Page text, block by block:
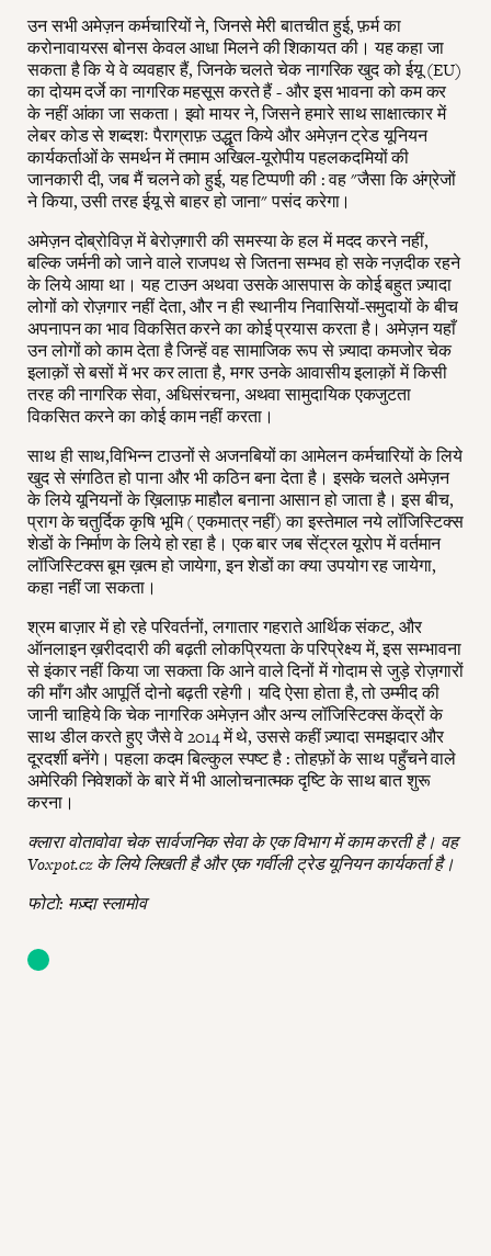
उन सभी अमेज़न कर्मचारियों ने, जिनसे मेरी बातचीत हुई, फ़र्म का
करोनावायरस बोनस केवल आधा मिलने की शिकायत की। यह कहा जा
सकता है कि ये वे व्यवहार हैं, जिनके चलते चेक नागरिक खुद को ईयू (EU)
का दोयम दर्जे का नागरिक महसूस करते हैं - और इस भावना को कम कर
के नहीं आंका जा सकता। इवो मायर ने, जिसने हमारे साथ साक्षात्कार में
लेबर कोड से शब्दशः पैराग्राफ़ उद्धृत किये और अमेज़न ट्रेड यूनियन
कार्यकर्ताओं के समर्थन में तमाम अखिल-यूरोपीय पहलकदमियों की
जानकारी दी, जब मैं चलने को हुई, यह टिप्पणी की : वह "जैसा कि अंग्रेजों
ने किया, उसी तरह ईयू से बाहर हो जाना" पसंद करेगा।
अमेज़न दोब्रोविज़ में बेरोज़गारी की समस्या के हल में मदद करने नहीं,
बल्कि जर्मनी को जाने वाले राजपथ से जितना सम्भव हो सके नज़दीक रहने
के लिये आया था। यह टाउन अथवा उसके आसपास के कोई बहुत ज़्यादा
लोगों को रोज़गार नहीं देता, और न ही स्थानीय निवासियों-समुदायों के बीच
अपनापन का भाव विकसित करने का कोई प्रयास करता है। अमेज़न यहाँ
उन लोगों को काम देता है जिन्हें वह सामाजिक रूप से ज़्यादा कमजोर चेक
इलाक़ों से बसों में भर कर लाता है, मगर उनके आवासीय इलाक़ों में किसी
तरह की नागरिक सेवा, अधिसंरचना, अथवा सामुदायिक एकजुटता
विकसित करने का कोई काम नहीं करता।
साथ ही साथ,विभिन्न टाउनों से अजनबियों का आमेलन कर्मचारियों के लिये
खुद से संगठित हो पाना और भी कठिन बना देता है। इसके चलते अमेज़न
के लिये यूनियनों के ख़िलाफ़ माहौल बनाना आसान हो जाता है। इस बीच,
प्राग के चतुर्दिक कृषि भूमि ( एकमात्र नहीं) का इस्तेमाल नये लॉजिस्टिक्स
शेडों के निर्माण के लिये हो रहा है। एक बार जब सेंट्रल यूरोप में वर्तमान
लॉजिस्टिक्स बूम ख़त्म हो जायेगा, इन शेडों का क्या उपयोग रह जायेगा,
कहा नहीं जा सकता।
श्रम बाज़ार में हो रहे परिवर्तनों, लगातार गहराते आर्थिक संकट, और
ऑनलाइन ख़रीददारी की बढ़ती लोकप्रियता के परिप्रेक्ष्य में, इस सम्भावना
से इंकार नहीं किया जा सकता कि आने वाले दिनों में गोदाम से जुड़े रोज़गारों
की माँग और आपूर्ति दोनो बढ़ती रहेगी। यदि ऐसा होता है, तो उम्मीद की
जानी चाहिये कि चेक नागरिक अमेज़न और अन्य लॉजिस्टिक्स केंद्रों के
साथ डील करते हुए जैसे वे 2014 में थे, उससे कहीं ज़्यादा समझदार और
दूरदर्शी बनेंगे। पहला कदम बिल्कुल स्पष्ट है : तोहफ़ों के साथ पहुँचने वाले
अमेरिकी निवेशकों के बारे में भी आलोचनात्मक दृष्टि के साथ बात शुरू
करना।
क्लारा वोतावोवा चेक सार्वजनिक सेवा के एक विभाग में काम करती है। वह
Voxpot.cz के लिये लिखती है और एक गर्वीली ट्रेड यूनियन कार्यकर्ता है।
फोटो: मज़्दा स्लामोव